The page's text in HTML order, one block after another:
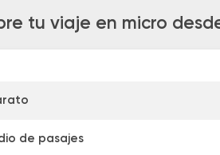
tu viaje en micro
de pasajes